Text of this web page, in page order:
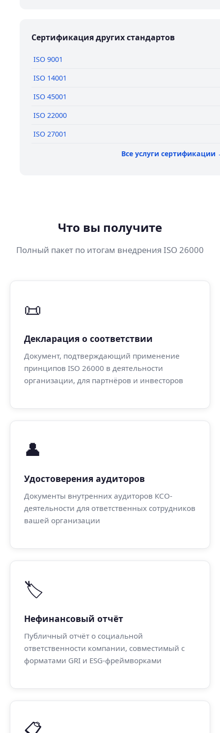
Сертификация других стандартов
ISO 9001
ISO 14001
ISO 45001
ISO 22000
ISO 27001
Все услуги сертификации
Что вы получите
Полный пакет по итогам внедрения ISO 26000
📜
Декларация о соответствии
Документ, подтверждающий применение
принципов ISO 26000 в деятельности
организации, для партнёров и инвесторов
👤
Удостоверения аудиторов
Документы внутренних аудиторов КСО-
деятельности для ответственных сотрудников
вашей организации
🏷️
Нефинансовый отчёт
Публичный отчёт о социальной
ответственности компании, совместимый с
форматами GRI и ESG-фреймворками